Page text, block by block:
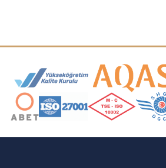
Akreditasyon ve